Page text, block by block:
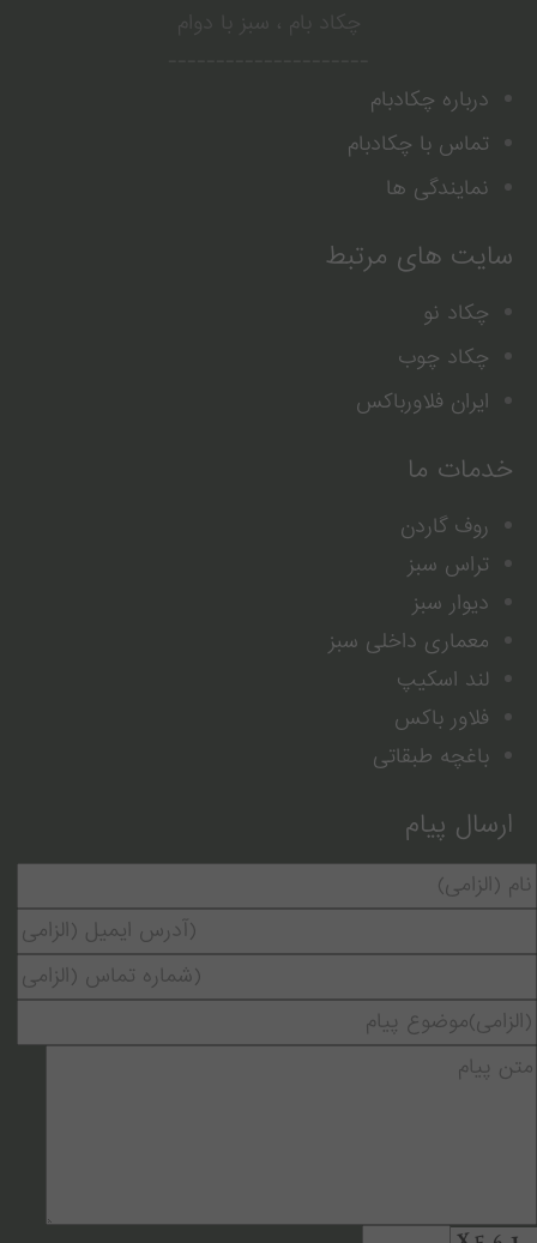
چکاد بام ، سبز با دوام
درباره چکادبام
تماس با چکادبام
نمایندگی ها
سایت های مرتبط
چکاد نو
چکاد چوب
ایران فلاورباکس
خدمات ما
روف گاردن
تراس سبز
دیوار سبز
معماری داخلی سبز
لند اسکیپ
فلاور باکس
باغچه طبقاتی
ارسال پیام